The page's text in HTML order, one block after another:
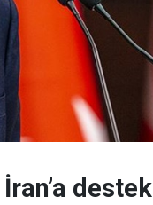
destek